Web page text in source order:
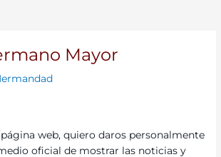
Mayor
web, quiero daros personalmente
oficial de mostrar las noticias y